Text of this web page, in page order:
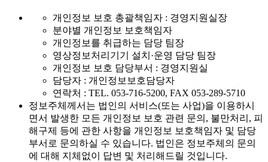
개인정보 보호 총괄책임자 : 경영지원실장
분야별 개인정보 보호책임자
개인정보를 취급하는 담당 팀장
영상정보처리기기 설치·운영 담당 팀장
개인정보 보호 담당부서 : 경영지원실
담당자 : 개인정보보호담당자
연락처 : TEL. 053-716-5200, FAX 053-289-5710
정보주체께서는 법인의 서비스(또는 사업)을 이용하시
면서 발생한 모든 개인정보 보호 관련 문의, 불만처리, 피
해구제 등에 관한 사항을 개인정보 보호책임자 및 담당
부서로 문의하실 수 있습니다. 법인은 정보주체의 문의
에 대해 지체없이 답변 및 처리해드릴 것입니다.